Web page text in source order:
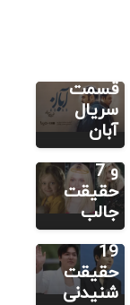
قسمت
سریال
آبان
زندگینامه،
بهترین
فیلم و
سریال ها
و 7
حقیقت
جالب
سایر
لی مینهو:
زندگینامه،
بهترین
فیلم ها و
19
حقیقت
شنیدنی
سایر
سونگ هه
کیو:
زندگینامه،
بهترین
سایر